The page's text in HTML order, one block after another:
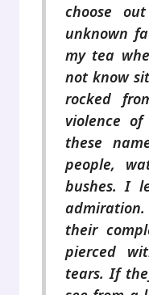
choose
unknown
my tea
not know
rocked
violence
these
people,
bushes. I
their
pierced
tears. If